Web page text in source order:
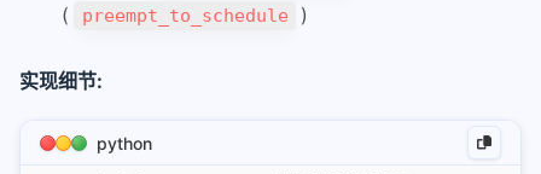
( preempt_to_schedule )
实现细节:
python
sudo环境变量
nas